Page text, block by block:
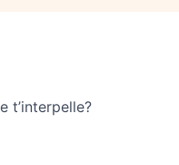
t’interpelle?